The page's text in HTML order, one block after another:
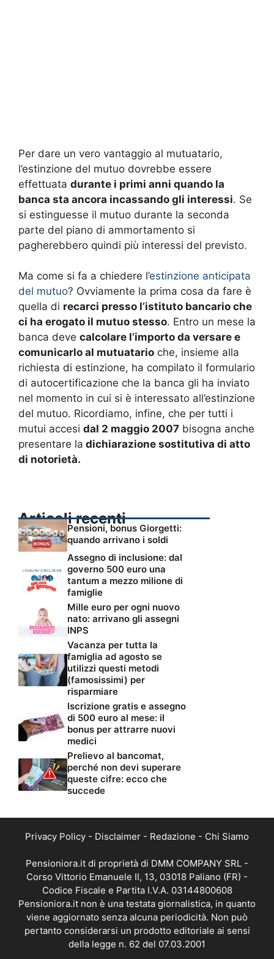
Per dare un vero vantaggio al mutuatario,
l’estinzione del mutuo dovrebbe essere
effettuata durante i primi anni quando la
banca sta ancora incassando gli interessi. Se
si estinguesse il mutuo durante la seconda
parte del piano di ammortamento si
pagherebbero quindi più interessi del previsto.
Ma come si fa a chiedere l’estinzione anticipata
del mutuo? Ovviamente la prima cosa da fare è
quella di recarci presso l’istituto bancario che
ci ha erogato il mutuo stesso. Entro un mese la
banca deve calcolare l’importo da versare e
comunicarlo al mutuatario che, insieme alla
richiesta di estinzione, ha compilato il formulario
di autocertificazione che la banca gli ha inviato
nel momento in cui si è interessato all’estinzione
del mutuo. Ricordiamo, infine, che per tutti i
mutui accesi dal 2 maggio 2007 bisogna anche
presentare la dichiarazione sostitutiva di atto
di notorietà.
Articoli recenti
Pensioni, bonus Giorgetti:
quando arrivano i soldi
Assegno di inclusione: dal
governo 500 euro una
tantum a mezzo milione di
famiglie
Mille euro per ogni nuovo
nato: arrivano gli assegni
INPS
Vacanza per tutta la
famiglia ad agosto se
utilizzi questi metodi
(famosissimi) per
risparmiare
Iscrizione gratis e assegno
di 500 euro al mese: il
bonus per attrarre nuovi
medici
Prelievo al bancomat,
perché non devi superare
queste cifre: ecco che
succede
Privacy Policy - Disclaimer - Redazione - Chi Siamo
Pensioniora.it di proprietà di DMM COMPANY SRL -
Corso Vittorio Emanuele II, 13, 03018 Paliano (FR) -
Codice Fiscale e Partita I.V.A. 03144800608
Pensioniora.it non è una testata giornalistica, in quanto
viene aggiornato senza alcuna periodicità. Non può
pertanto considerarsi un prodotto editoriale ai sensi
della legge n. 62 del 07.03.2001